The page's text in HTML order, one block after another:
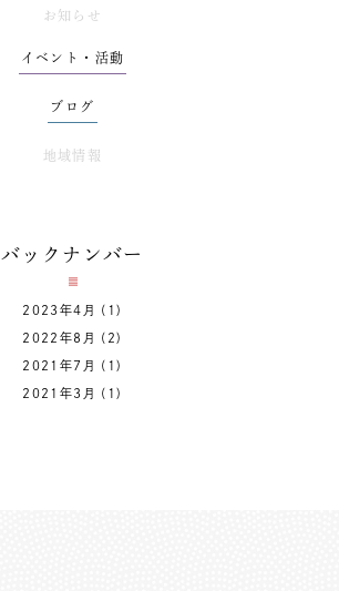
お知らせ
イベント・活動
ブログ
地域情報
バックナンバー
2023年4月 (1)
2022年8月 (2)
2021年7月 (1)
2021年3月 (1)